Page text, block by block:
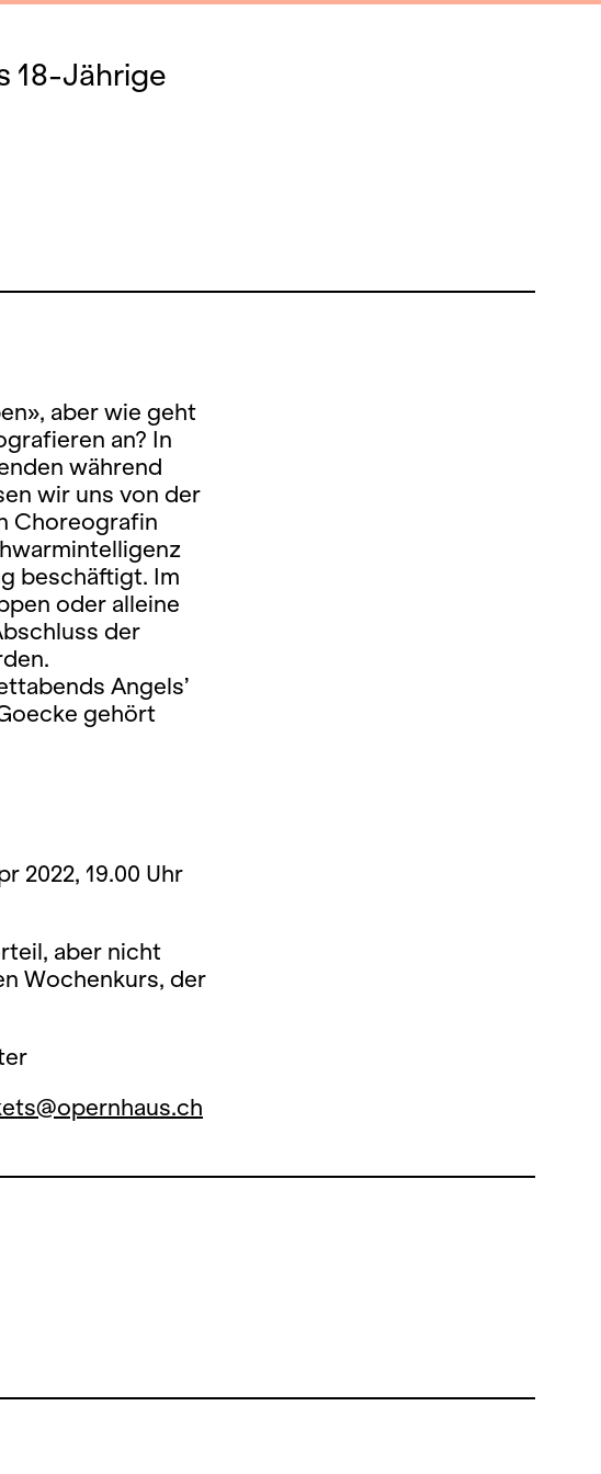
18-Jährige
aber wie geht
an? In
während
wir uns von der
Choreografin
beschäftigt. Im
oder alleine
der
Angels’
gehört
2022, 19.00 Uhr
aber nicht
Wochenkurs, der